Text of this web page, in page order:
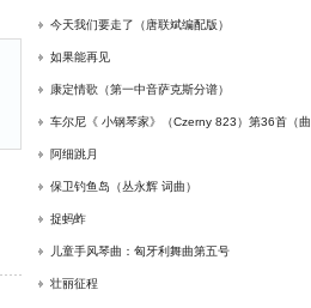
今天我们要走了（唐联斌编配版）
如果能再见
康定情歌（第一中音萨克斯分谱）
车尔尼《 小钢琴家》（Czerny 823）第36首（曲
谱及练习提示）
阿细跳月
保卫钓鱼岛（丛永辉 词曲）
捉蚂蚱
儿童手风琴曲：匈牙利舞曲第五号
壮丽征程